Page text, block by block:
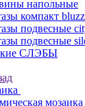
напольные
компакт bluzz
подвесные
подвесные
СЛЭБЫ
мозаика